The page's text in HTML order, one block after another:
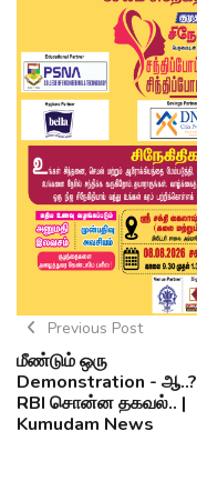
Previous Post
மீண்டும் ஒரு
Demonstration - ஆ..?
RBI சொன்ன தகவல்.. |
Kumudam News